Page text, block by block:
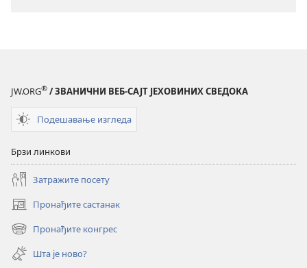
JW.ORG® / ЗВАНИЧНИ ВЕБ-САЈТ ЈЕХОВИНИХ СВЕДОКА
Подешавање изгледа
Брзи линкови
Затражите посету
Пронађите састанак
(отвара
нови
прозор)
Пронађите конгрес
(отвара
нови
прозор)
Шта је ново?